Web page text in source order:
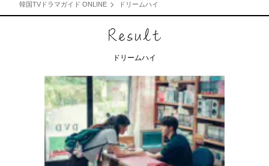
韓国TVドラマガイド ONLINE ドリームハイ
ドリームハイ